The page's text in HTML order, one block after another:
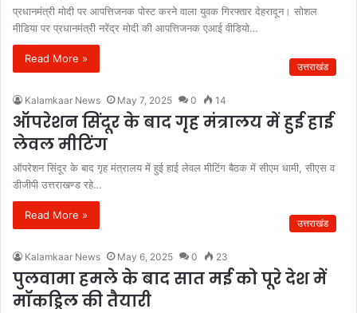
प्रधानमंत्री मोदी पर आपत्तिजनक पोस्ट करने वाला युवक गिरफ्तार देहरादून। सोशल
मीडिया पर प्रधानमंत्री नरेंद्र मोदी की आपत्तिजनक एआई वीडियो…
Read More »
उत्तराखंड
Kalamkaar News May 7, 2025 0 14
ऑपरेशन सिंदूर के बाद गृह मंत्रालय में हुई हाई
लेवल मीटिंग
ऑपरेशन सिंदूर के बाद गृह मंत्रालय में हुई हाई लेवल मीटिंग बैठक में सीएम धामी, सीएस व
डीजीपी उत्तराखण्ड रहे…
Read More »
उत्तराखंड
Kalamkaar News May 6, 2025 0 23
पुलवामा हमले के बाद सात मई को पूरे देश में
मॉकड्रिल की तैयारी